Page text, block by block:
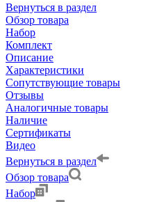
Вернуться в раздел
Обзор товара
Набор
Комплект
Описание
Характеристики
Сопутствующие товары
Отзывы
Аналогичные товары
Наличие
Сертификаты
Видео
Вернуться в раздел
Обзор товара
Набор